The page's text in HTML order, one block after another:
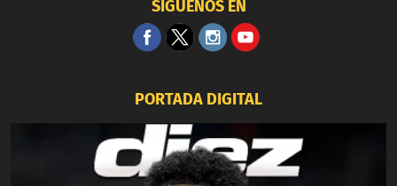
SÍGUENOS EN
PORTADA DIGITAL